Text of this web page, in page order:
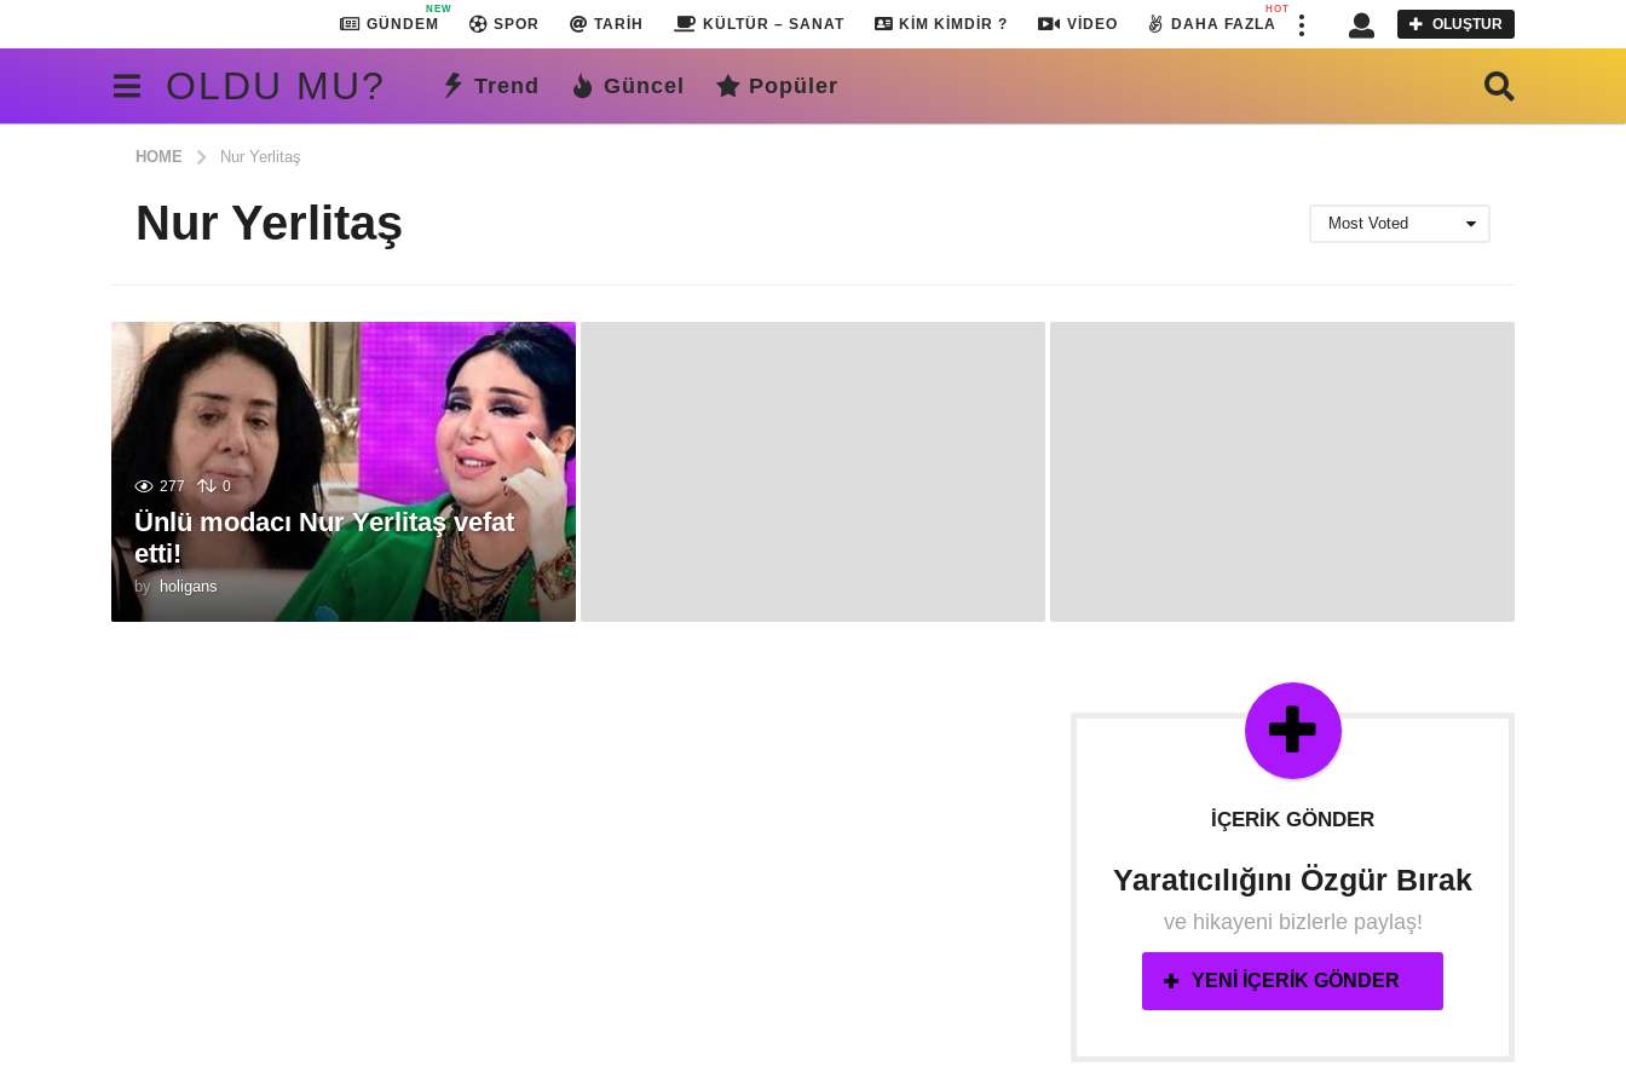
GÜNDEM
NEW
SPOR TARIH KÜLTÜR – SANAT KIM KIMDIR ? VIDEO DAHA FAZLA
HOT
OLUŞTUR
OLDU MU? Trend Güncel Popüler
HOME Nur Yerlitaş
Nur Yerlitaş Most Voted
277 0
Ünlü modacı Nur Yerlitaş vefat
etti!
by holigans
İÇERIK GÖNDER
Yaratıcılığını Özgür Bırak
ve hikayeni bizlerle paylaş!
YENI İÇERIK GÖNDER